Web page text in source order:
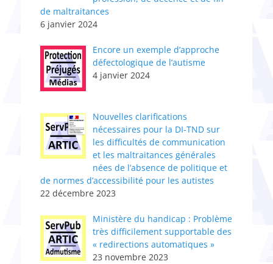
de maltraitances
6 janvier 2024
Encore un exemple d’approche
défectologique de l’autisme
4 janvier 2024
Nouvelles clarifications
nécessaires pour la DI-TND sur
les difficultés de communication
et les maltraitances générales
nées de l’absence de politique et
de normes d’accessibilité pour les autistes
22 décembre 2023
Ministère du handicap : Problème
très difficilement supportable des
« redirections automatiques »
23 novembre 2023